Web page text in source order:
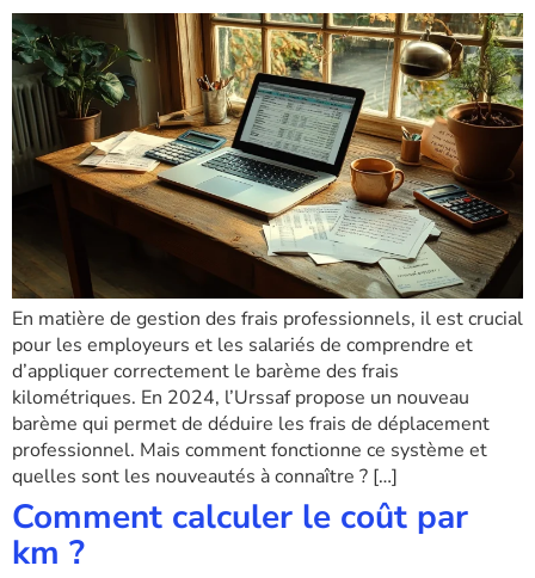
En matière de gestion des frais professionnels, il est crucial
pour les employeurs et les salariés de comprendre et
d’appliquer correctement le barème des frais
kilométriques. En 2024, l’Urssaf propose un nouveau
barème qui permet de déduire les frais de déplacement
professionnel. Mais comment fonctionne ce système et
quelles sont les nouveautés à connaître ? […]
Comment calculer le coût par
km ?